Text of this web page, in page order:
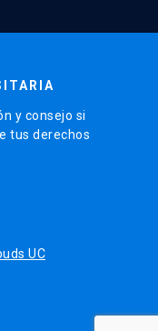
y consejo si
tus derechos
UC